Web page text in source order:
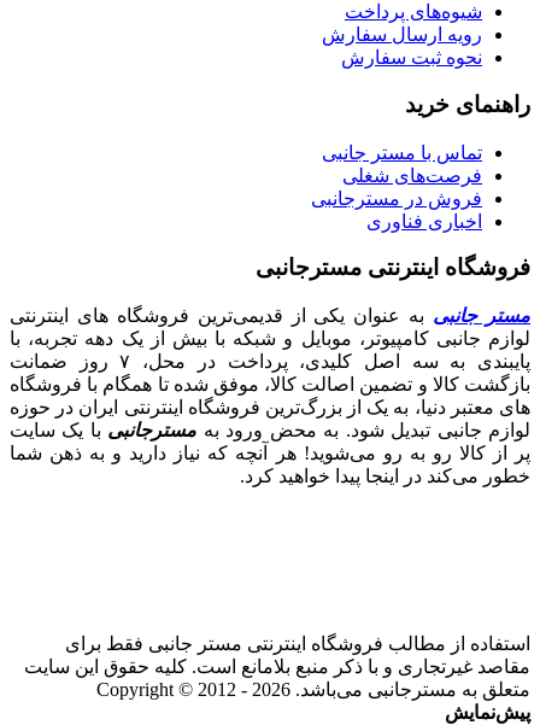
شیوه‌های پرداخت
رویه ارسال سفارش
نحوه ثبت سفارش
راهنمای خرید
تماس با مستر جانبی
فرصت‌های شغلی
فروش در مسترجانبی
اخباری فناوری
فروشگاه اینترنتی مسترجانبی
مستر جانبی به عنوان یکی از قدیمی‌ترین فروشگاه های اینترنتی
لوازم جانبی کامپیوتر، موبایل و شبکه با بیش از یک دهه تجربه، با
پایبندی به سه اصل کلیدی، پرداخت در محل، ۷ روز ضمانت
بازگشت کالا و تضمین اصالت کالا، موفق شده تا همگام با فروشگاه‌
های معتبر دنیا، به یک از بزرگ‌ترین فروشگاه اینترنتی ایران در حوزه
لوازم جانبی تبدیل شود. به محض ورود به مسترجانبی با یک سایت
پر از کالا رو به رو می‌شوید! هر آنچه که نیاز دارید و به ذهن شما
خطور می‌کند در اینجا پیدا خواهید کرد.
استفاده از مطالب فروشگاه اینترنتی مستر جانبی فقط برای
مقاصد غیرتجاری و با ذکر منبع بلامانع است. کلیه حقوق این سایت
متعلق به مسترجانبی می‌باشد. Copyright © 2012 - 2026
پیش‌نمایش